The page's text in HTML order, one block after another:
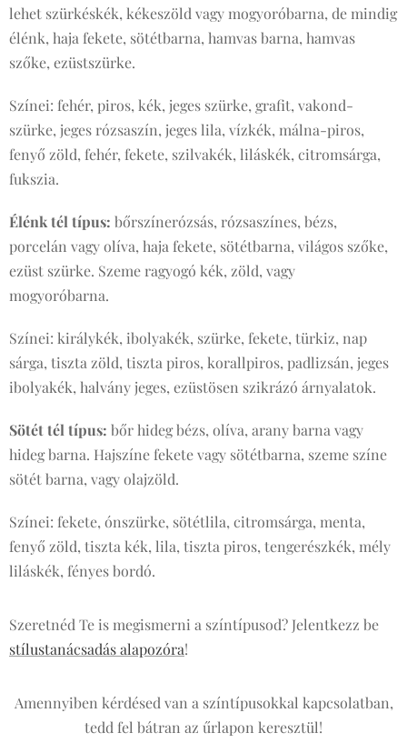
lehet szürkéskék, kékeszöld vagy mogyoróbarna, de mindig
élénk, haja fekete, sötétbarna, hamvas barna, hamvas
szőke, ezüstszürke.
Színei: fehér, piros, kék, jeges szürke, grafit, vakond-
szürke, jeges rózsaszín, jeges lila, vízkék, málna-piros,
fenyő zöld, fehér, fekete, szilvakék, liláskék, citromsárga,
fukszia.
Élénk tél típus: bőrszínerózsás, rózsaszínes, bézs,
porcelán vagy olíva, haja fekete, sötétbarna, világos szőke,
ezüst szürke. Szeme ragyogó kék, zöld, vagy
mogyoróbarna.
Színei: királykék, ibolyakék, szürke, fekete, türkiz, nap
sárga, tiszta zöld, tiszta piros, korallpiros, padlizsán, jeges
ibolyakék, halvány jeges, ezüstösen szikrázó árnyalatok.
Sötét tél típus: bőr hideg bézs, olíva, arany barna vagy
hideg barna. Hajszíne fekete vagy sötétbarna, szeme színe
sötét barna, vagy olajzöld.
Színei: fekete, ónszürke, sötétlila, citromsárga, menta,
fenyő zöld, tiszta kék, lila, tiszta piros, tengerészkék, mély
liláskék, fényes bordó.
Szeretnéd Te is megismerni a színtípusod? Jelentkezz be
stílustanácsadás alapozóra!
Amennyiben kérdésed van a színtípusokkal kapcsolatban,
tedd fel bátran az űrlapon keresztül!